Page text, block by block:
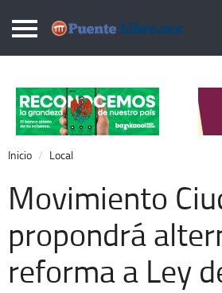
Puentelibre.mx
Local
Nacional
Opinión
Cronos
Economía
Espectáculos
Inicio Local
Movimiento
propondrá
reforma a Ley